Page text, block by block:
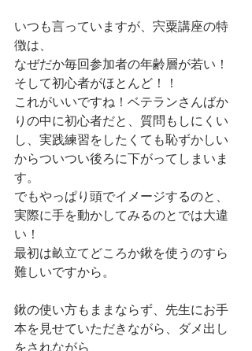
いつも言っていますが、宍粟講座の特
徴は、
なぜだか毎回参加者の年齢層が若い！
そして初心者がほとんど！！
これがいいですね！ベテランさんばか
りの中に初心者だと、質問もしにくい
し、実践練習をしたくても恥ずかしい
からついつい後ろに下がってしまいま
す。
でもやっぱり頭でイメージするのと、
実際に手を動かしてみるのとでは大違
い！
最初は畝立てどころか鍬を使うのすら
難しいですから。
鍬の使い方もままならず、先生にお手
本を見せていただきながら、ダメ出し